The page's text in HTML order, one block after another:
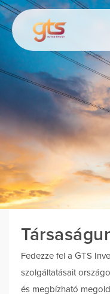
Fedezze fel a GTS
szolgáltatásait
és megbízható